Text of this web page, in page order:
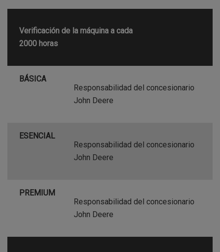
Verificación de la máquina a cada
2000 horas
BÁSICA
Responsabilidad del concesionario
John Deere
ESENCIAL
Responsabilidad del concesionario
John Deere
PREMIUM
Responsabilidad del concesionario
John Deere